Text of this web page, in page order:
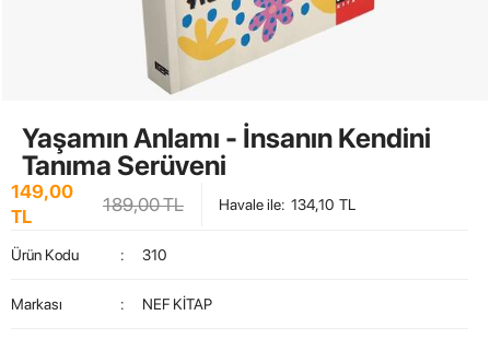
Yaşamın Anlamı - İnsanın Kendini
Tanıma Serüveni
149,00
TL
189,00TL Havale ile: 134,10 TL
Ürün Kodu : 310
Markası : NEF KİTAP